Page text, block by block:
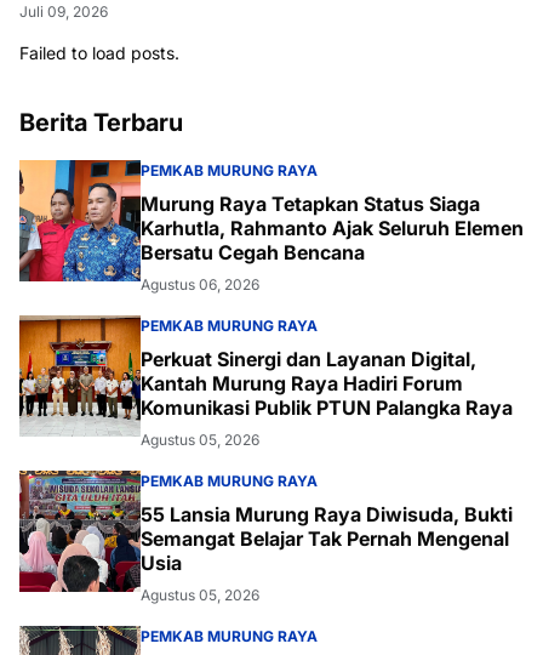
Juli 09, 2026
Failed to load posts.
Berita Terbaru
PEMKAB MURUNG RAYA
Murung Raya Tetapkan Status Siaga
Karhutla, Rahmanto Ajak Seluruh Elemen
Bersatu Cegah Bencana
Agustus 06, 2026
PEMKAB MURUNG RAYA
Perkuat Sinergi dan Layanan Digital,
Kantah Murung Raya Hadiri Forum
Komunikasi Publik PTUN Palangka Raya
Agustus 05, 2026
PEMKAB MURUNG RAYA
55 Lansia Murung Raya Diwisuda, Bukti
Semangat Belajar Tak Pernah Mengenal
Usia
Agustus 05, 2026
PEMKAB MURUNG RAYA